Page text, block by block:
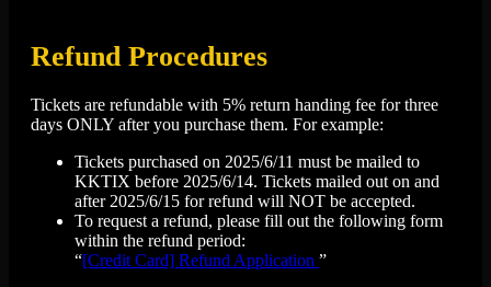
Refund Procedures
Tickets are refundable with 5% return handing fee for three
days ONLY after you purchase them. For example:
Tickets purchased on 2025/6/11 must be mailed to
KKTIX before 2025/6/14. Tickets mailed out on and
after 2025/6/15 for refund will NOT be accepted.
To request a refund, please fill out the following form
within the refund period:
“[Credit Card] Refund Application ”